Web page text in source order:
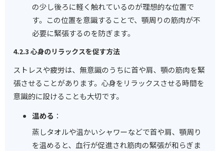
の少し後ろに軽く触れているのが理想的な位置で
す。この位置を意識することで、顎周りの筋肉が不
必要に緊張するのを防ぎます。
4.2.3 心身のリラックスを促す方法
ストレスや疲労は、無意識のうちに首や肩、顎の筋肉を緊
張させることがあります。心身をリラックスさせる時間を
意識的に設けることも大切です。
温める ：
蒸しタオルや温かいシャワーなどで首や肩、顎周り
を温めると、血行が促進され筋肉の緊張が和らぎま